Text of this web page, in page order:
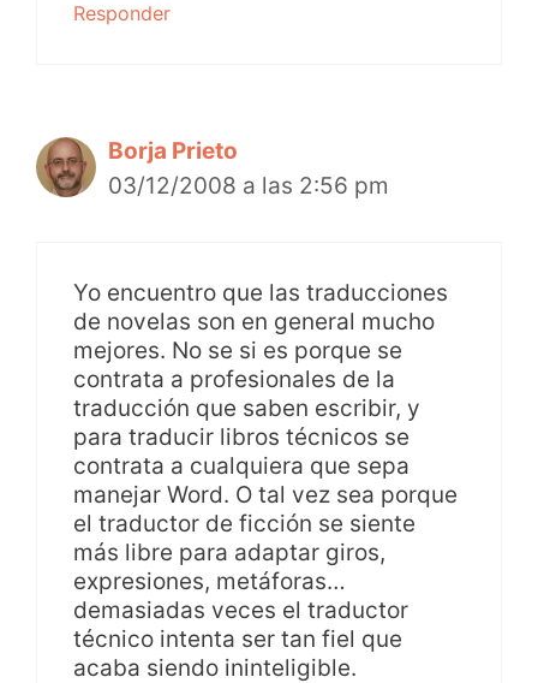
Responder
Borja Prieto
03/12/2008 a las 2:56 pm
Yo encuentro que las traducciones
de novelas son en general mucho
mejores. No se si es porque se
contrata a profesionales de la
traducción que saben escribir, y
para traducir libros técnicos se
contrata a cualquiera que sepa
manejar Word. O tal vez sea porque
el traductor de ficción se siente
más libre para adaptar giros,
expresiones, metáforas…
demasiadas veces el traductor
técnico intenta ser tan fiel que
acaba siendo ininteligible.